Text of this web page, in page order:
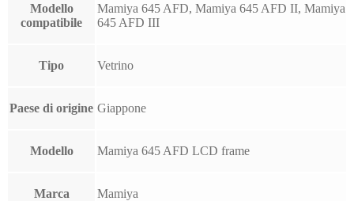
Modello
compatibile
Mamiya 645 AFD, Mamiya 645 AFD II, Mamiya
645 AFD III
Tipo Vetrino
Paese di origine Giappone
Modello Mamiya 645 AFD LCD frame
Marca Mamiya